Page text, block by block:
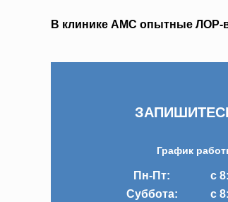
В клинике AMC опытные ЛОР-
График
Пн-Пт:
с
Суббота:
с